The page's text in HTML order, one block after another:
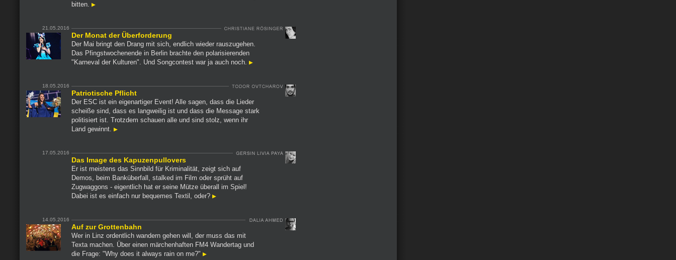
bitten.
21.05.2016
Der Monat der Überforderung
Der Mai bringt den Drang mit sich, endlich wieder rauszugehen.
Das Pfingstwochenende in Berlin brachte den polarisierenden
"Karneval der Kulturen". Und Songcontest war ja auch noch.
18.05.2016
Patriotische Pflicht
Der ESC ist ein eigenartiger Event! Alle sagen, dass die Lieder
scheiße sind, dass es langweilig ist und dass die Message stark
politisiert ist. Trotzdem schauen alle und sind stolz, wenn ihr
Land gewinnt.
17.05.2016
Das Image des Kapuzenpullovers
Er ist meistens das Sinnbild für Kriminalität, zeigt sich auf
Demos, beim Banküberfall, stalked im Film oder sprüht auf
Zugwaggons - eigentlich hat er seine Mütze überall im Spiel!
Dabei ist es einfach nur bequemes Textil, oder?
14.05.2016
Auf zur Grottenbahn
Wer in Linz ordentlich wandern gehen will, der muss das mit
Texta machen. Über einen märchenhaften FM4 Wandertag und
die Frage: "Why does it always rain on me?"